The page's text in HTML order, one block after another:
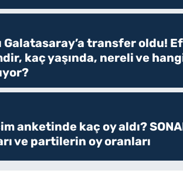
Galatasaray’a transfer oldu!
kaç yaşında, nereli ve
anketinde kaç oy aldı?
ve partilerin oy oranları